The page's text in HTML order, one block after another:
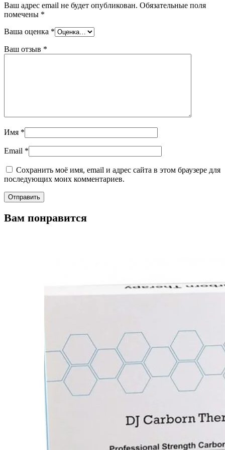
Ваш адрес email не будет опубликован. Обязательные поля
помечены *
Ваша оценка *
Ваш отзыв *
Имя *
Email *
Сохранить моё имя, email и адрес сайта в этом браузере для
последующих моих комментариев.
Вам понравится